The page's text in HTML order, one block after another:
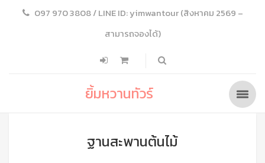
097 970 3808 / LINE ID: yimwantour (สิงหาคม 2569 –
สามารถจองได้)
ยิ้มหวานทัวร์
ฐานสะพานต้นไม้